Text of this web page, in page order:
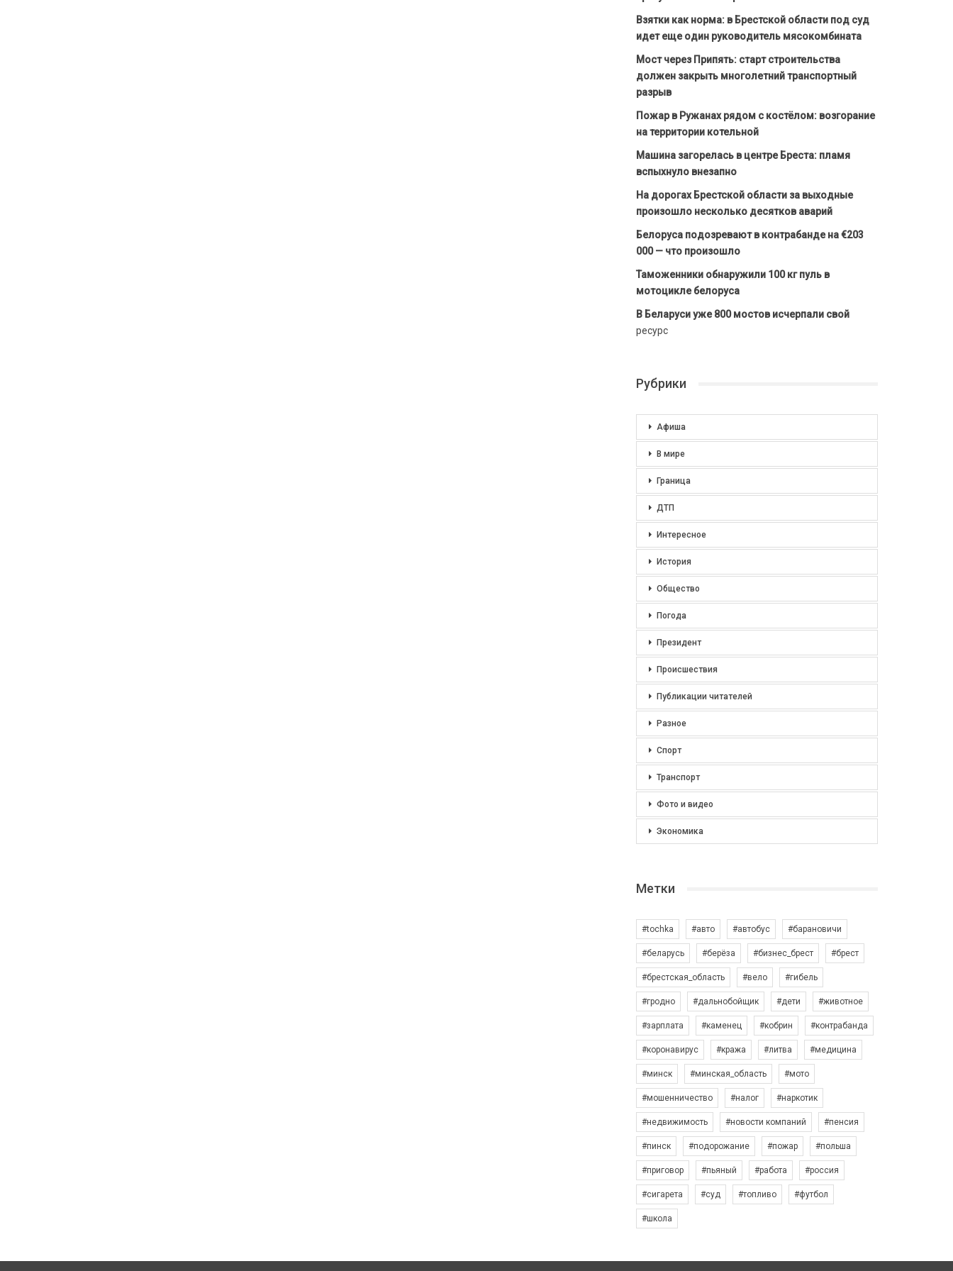
Взятки как норма: в Брестской области под суд
идет еще один руководитель мясокомбината
Мост через Припять: старт строительства
должен закрыть многолетний транспортный
разрыв
Пожар в Ружанах рядом с костёлом: возгорание
на территории котельной
Машина загорелась в центре Бреста: пламя
вспыхнуло внезапно
На дорогах Брестской области за выходные
произошло несколько десятков аварий
Белоруса подозревают в контрабанде на €203
000 — что произошло
Таможенники обнаружили 100 кг пуль в
мотоцикле белоруса
В Беларуси уже 800 мостов исчерпали свой
ресурс
Рубрики
Афиша
В мире
Граница
ДТП
Интересное
История
Общество
Погода
Президент
Происшествия
Публикации читателей
Разное
Спорт
Транспорт
Фото и видео
Экономика
Метки
#tochka #авто #автобус #барановичи
#беларусь #берёза #бизнес_брест #брест
#брестская_область #вело #гибель
#гродно #дальнобойщик #дети #животное
#зарплата #каменец #кобрин #контрабанда
#коронавирус #кража #литва #медицина
#минск #минская_область #мото
#мошенничество #налог #наркотик
#недвижимость #новости компаний #пенсия
#пинск #подорожание #пожар #польша
#приговор #пьяный #работа #россия
#сигарета #суд #топливо #футбол
#школа